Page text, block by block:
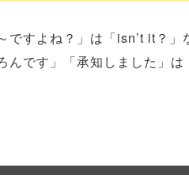
すよね？」は「isn’t it？」
んです」「承知しました」